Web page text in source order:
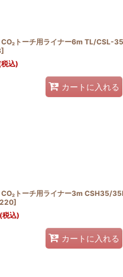
CO₂トーチ用ライナー6m TL/CSL-
]
込)
カートに入れる
CO₂トーチ用ライナー3m CSH35/
]
(税込)
カートに入れる